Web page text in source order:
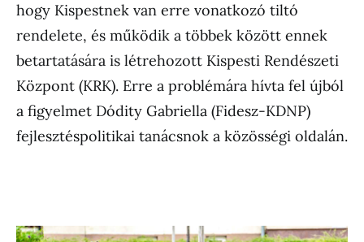
hogy Kispestnek van erre vonatkozó tiltó
rendelete, és működik a többek között ennek
betartatására is létrehozott Kispesti Rendészeti
Központ (KRK). Erre a problémára hívta fel újból
a figyelmet Dódity Gabriella (Fidesz-KDNP)
fejlesztéspolitikai tanácsnok a közösségi oldalán.